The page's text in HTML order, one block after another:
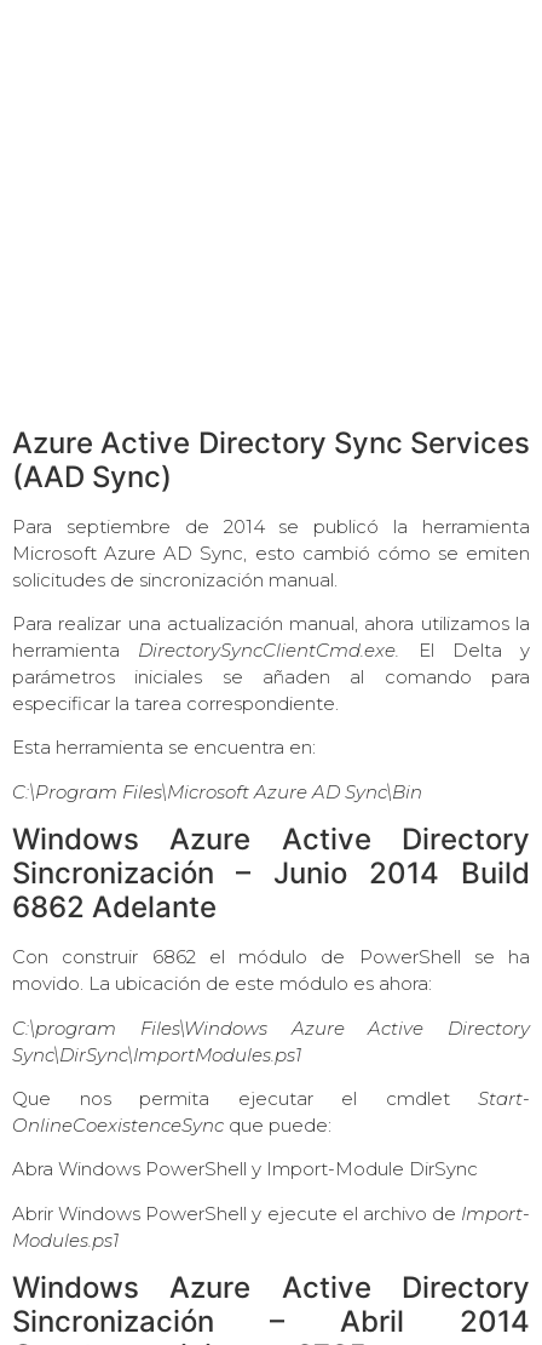
Azure Active Directory Sync Services
(AAD Sync)
Para septiembre de 2014 se publicó la herramienta
Microsoft Azure AD Sync, esto cambió cómo se emiten
solicitudes de sincronización manual.
Para realizar una actualización manual, ahora utilizamos la
herramienta DirectorySyncClientCmd.exe. El Delta y
parámetros iniciales se añaden al comando para
especificar la tarea correspondiente.
Esta herramienta se encuentra en:
C:\Program Files\Microsoft Azure AD Sync\Bin
Windows Azure Active Directory
Sincronización – Junio 2014 Build
6862 Adelante
Con construir 6862 el módulo de PowerShell se ha
movido. La ubicación de este módulo es ahora:
C:\program Files\Windows Azure Active Directory
Sync\DirSync\ImportModules.ps1
Que nos permita ejecutar el cmdlet Start-
OnlineCoexistenceSync que puede:
Abra Windows PowerShell y Import-Module DirSync
Abrir Windows PowerShell y ejecute el archivo de Import-
Modules.ps1
Windows Azure Active Directory
Sincronización – Abril 2014